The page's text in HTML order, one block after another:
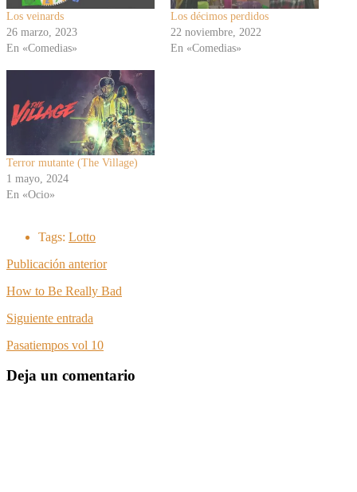
Los veinards
26 marzo, 2023
En «Comedias»
Los décimos perdidos
22 noviembre, 2022
En «Comedias»
Terror mutante (The Village)
1 mayo, 2024
En «Ocio»
Tags: Lotto
Publicación anterior
How to Be Really Bad
Siguiente entrada
Pasatiempos vol 10
Deja un comentario